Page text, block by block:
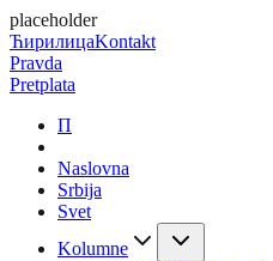
placeholder
ЋирилицаKontakt
Pravda
Pretplata
П
Naslovna
Srbija
Svet
Kolumne